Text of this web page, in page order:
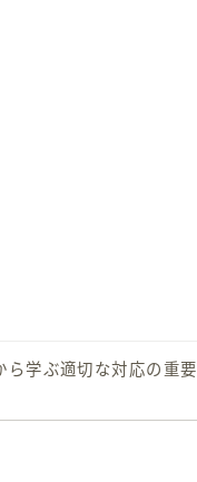
学ぶ適切な対応の重要